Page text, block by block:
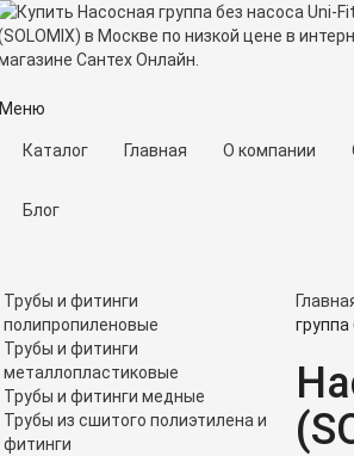
Меню
Каталог Главная О компании
Блог
Трубы и фитинги
полипропиленовые
Трубы и фитинги
металлопластиковые
Трубы и фитинги медные
Трубы из сшитого полиэтилена и
фитинги
группа